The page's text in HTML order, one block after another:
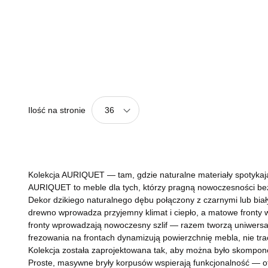
Ilość na stronie 36
Kolekcja AURIQUET — tam, gdzie naturalne materiały
AURIQUET to meble dla tych, którzy pragną nowoczesności
Dekor dzikiego naturalnego dębu połączony z czarnymi lub
drewno wprowadza przyjemny klimat i ciepło, a matowe
fronty wprowadzają nowoczesny szlif — razem tworzą
frezowania na frontach dynamizują powierzchnię mebla, nie
Kolekcja została zaprojektowana tak, aby można było
Proste, masywne bryły korpusów wspierają funkcjonalność —